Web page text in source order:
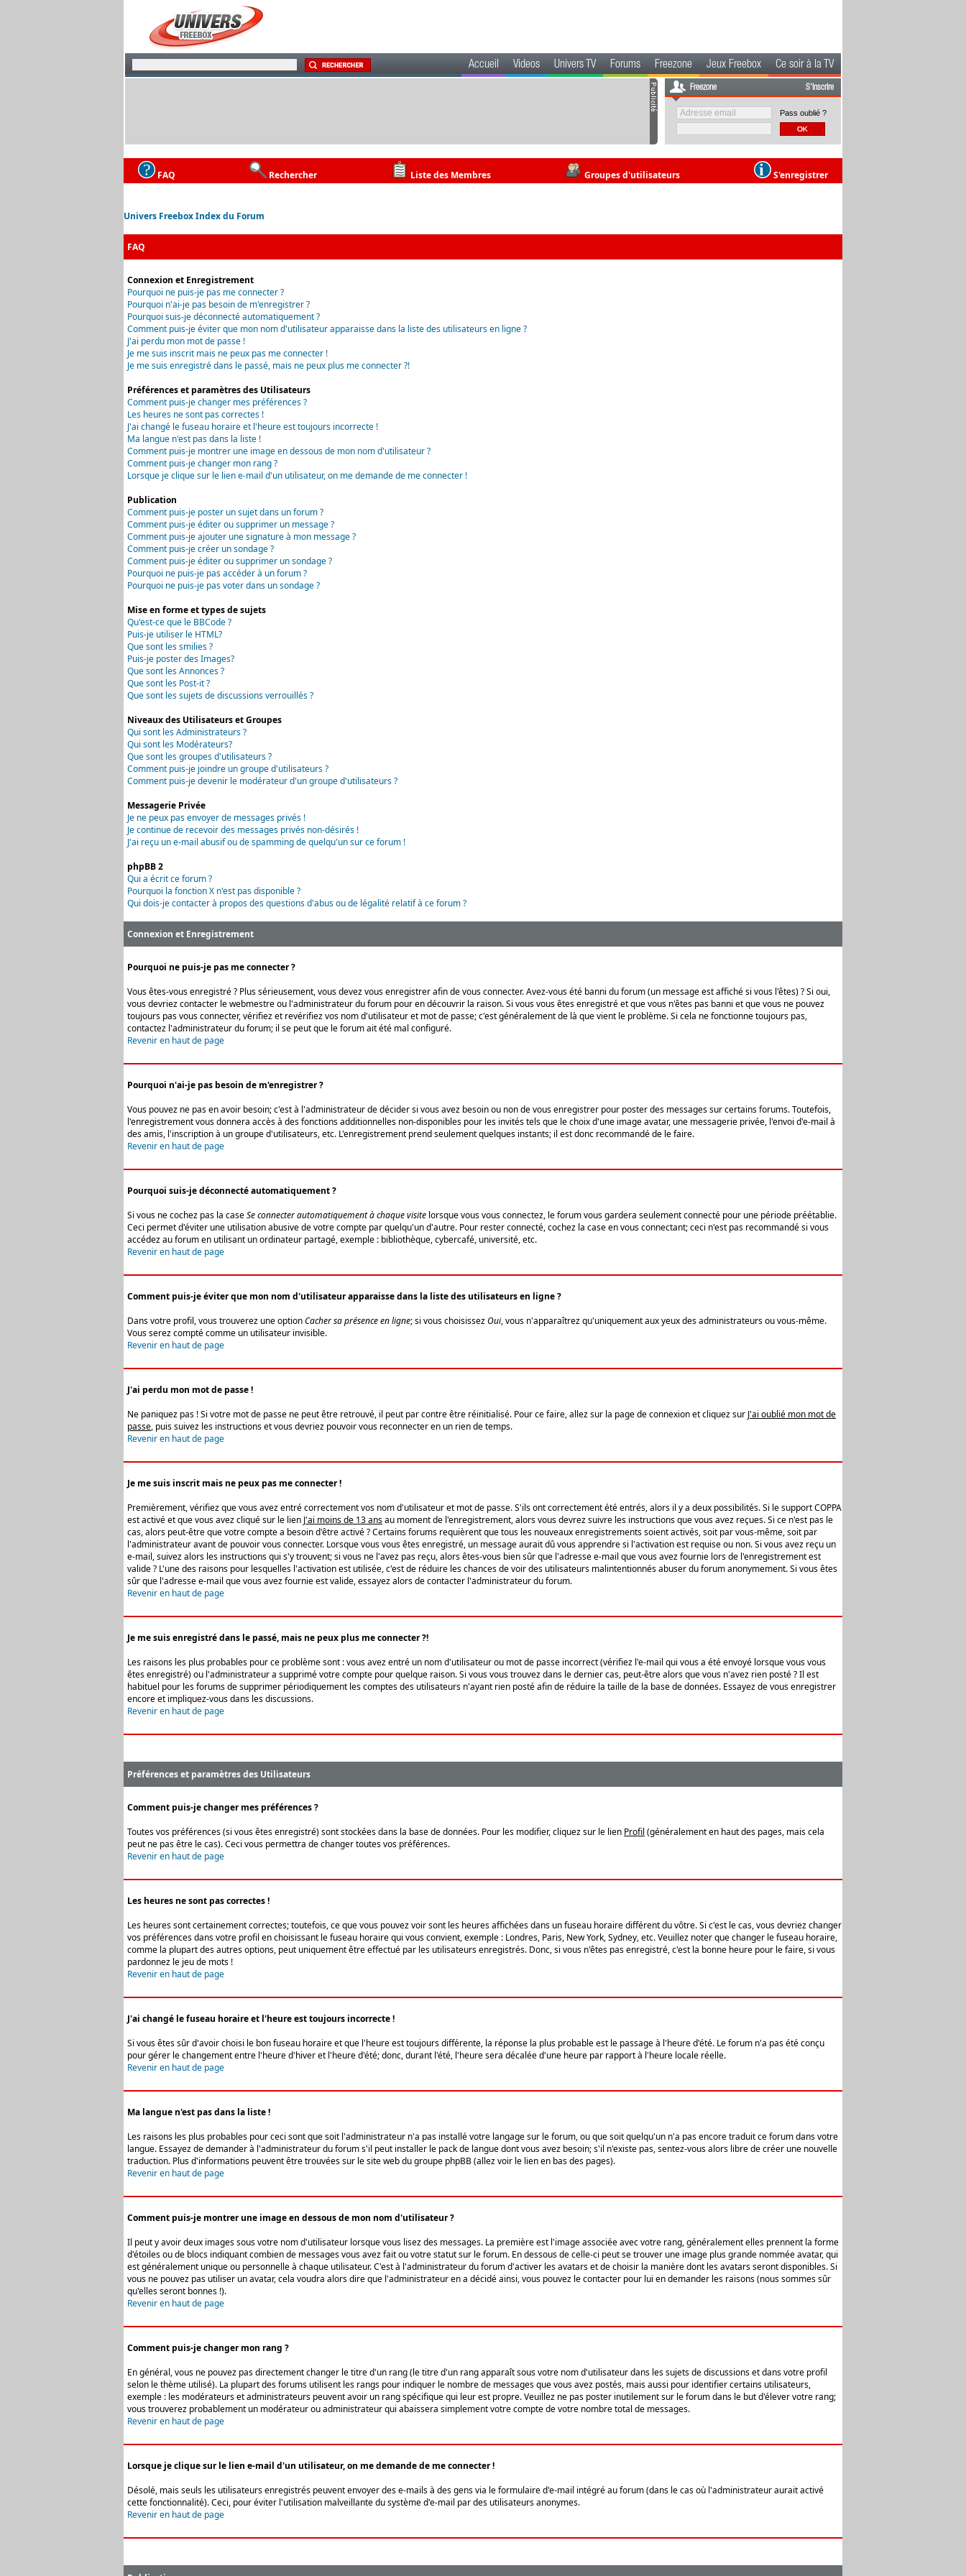
Accueil Videos Univers TV Forums Freezone Jeux Freebox Ce soir à la TV
Freezone S'inscrire
Pass oublié ?
FAQ Rechercher Liste des Membres Groupes d'utilisateurs S'enregistrer
Univers Freebox Index du Forum
FAQ
Connexion et Enregistrement
Pourquoi ne puis-je pas me connecter ?
Pourquoi n'ai-je pas besoin de m'enregistrer ?
Pourquoi suis-je déconnecté automatiquement ?
Comment puis-je éviter que mon nom d'utilisateur apparaisse dans la liste des utilisateurs en ligne ?
J'ai perdu mon mot de passe !
Je me suis inscrit mais ne peux pas me connecter !
Je me suis enregistré dans le passé, mais ne peux plus me connecter ?!
Préférences et paramètres des Utilisateurs
Comment puis-je changer mes préférences ?
Les heures ne sont pas correctes !
J'ai changé le fuseau horaire et l'heure est toujours incorrecte !
Ma langue n'est pas dans la liste !
Comment puis-je montrer une image en dessous de mon nom d'utilisateur ?
Comment puis-je changer mon rang ?
Lorsque je clique sur le lien e-mail d'un utilisateur, on me demande de me connecter !
Publication
Comment puis-je poster un sujet dans un forum ?
Comment puis-je éditer ou supprimer un message ?
Comment puis-je ajouter une signature à mon message ?
Comment puis-je créer un sondage ?
Comment puis-je éditer ou supprimer un sondage ?
Pourquoi ne puis-je pas accéder à un forum ?
Pourquoi ne puis-je pas voter dans un sondage ?
Mise en forme et types de sujets
Qu'est-ce que le BBCode ?
Puis-je utiliser le HTML?
Que sont les smilies ?
Puis-je poster des Images?
Que sont les Annonces ?
Que sont les Post-it ?
Que sont les sujets de discussions verrouillés ?
Niveaux des Utilisateurs et Groupes
Qui sont les Administrateurs ?
Qui sont les Modérateurs?
Que sont les groupes d'utilisateurs ?
Comment puis-je joindre un groupe d'utilisateurs ?
Comment puis-je devenir le modérateur d'un groupe d'utilisateurs ?
Messagerie Privée
Je ne peux pas envoyer de messages privés !
Je continue de recevoir des messages privés non-désirés !
J'ai reçu un e-mail abusif ou de spamming de quelqu'un sur ce forum !
phpBB 2
Qui a écrit ce forum ?
Pourquoi la fonction X n'est pas disponible ?
Qui dois-je contacter à propos des questions d'abus ou de légalité relatif à ce forum ?
Connexion et Enregistrement
Pourquoi ne puis-je pas me connecter ?
Vous êtes-vous enregistré ? Plus sérieusement, vous devez vous enregistrer afin de vous connecter. Avez-vous été banni du forum (un message est affiché si vous l'êtes) ? Si oui,
vous devriez contacter le webmestre ou l'administrateur du forum pour en découvrir la raison. Si vous vous êtes enregistré et que vous n'êtes pas banni et que vous ne pouvez
toujours pas vous connecter, vérifiez et revérifiez vos nom d'utilisateur et mot de passe; c'est généralement de là que vient le problème. Si cela ne fonctionne toujours pas,
contactez l'administrateur du forum; il se peut que le forum ait été mal configuré.
Revenir en haut de page
Pourquoi n'ai-je pas besoin de m'enregistrer ?
Vous pouvez ne pas en avoir besoin; c'est à l'administrateur de décider si vous avez besoin ou non de vous enregistrer pour poster des messages sur certains forums. Toutefois,
l'enregistrement vous donnera accès à des fonctions additionnelles non-disponibles pour les invités tels que le choix d'une image avatar, une messagerie privée, l'envoi d'e-mail à
des amis, l'inscription à un groupe d'utilisateurs, etc. L'enregistrement prend seulement quelques instants; il est donc recommandé de le faire.
Revenir en haut de page
Pourquoi suis-je déconnecté automatiquement ?
Si vous ne cochez pas la caseSe connecter automatiquement à chaque visite lorsque vous vous connectez, le forum vous gardera seulement connecté pour une période préétablie.
Ceci permet d'éviter une utilisation abusive de votre compte par quelqu'un d'autre. Pour rester connecté, cochez la case en vous connectant; ceci n'est pas recommandé si vous
accédez au forum en utilisant un ordinateur partagé, exemple : bibliothèque, cybercafé, université, etc.
Revenir en haut de page
Comment puis-je éviter que mon nom d'utilisateur apparaisse dans la liste des utilisateurs en ligne ?
Dans votre profil, vous trouverez une optionCacher sa présence en ligne; si vous choisissezOui, vous n'apparaîtrez qu'uniquement aux yeux des administrateurs ou vous-même.
Vous serez compté comme un utilisateur invisible.
Revenir en haut de page
J'ai perdu mon mot de passe !
Ne paniquez pas ! Si votre mot de passe ne peut être retrouvé, il peut par contre être réinitialisé. Pour ce faire, allez sur la page de connexion et cliquez sur J'ai oublié mon mot de
passe, puis suivez les instructions et vous devriez pouvoir vous reconnecter en un rien de temps.
Revenir en haut de page
Je me suis inscrit mais ne peux pas me connecter !
Premièrement, vérifiez que vous avez entré correctement vos nom d'utilisateur et mot de passe. S'ils ont correctement été entrés, alors il y a deux possibilités. Si le support COPPA
est activé et que vous avez cliqué sur le lien J'ai moins de 13 ansau moment de l'enregistrement, alors vous devrez suivre les instructions que vous avez reçues. Si ce n'est pas le
cas, alors peut-être que votre compte a besoin d'être activé ? Certains forums requièrent que tous les nouveaux enregistrements soient activés, soit par vous-même, soit par
l'administrateur avant de pouvoir vous connecter. Lorsque vous vous êtes enregistré, un message aurait dû vous apprendre si l'activation est requise ou non. Si vous avez reçu un
e-mail, suivez alors les instructions qui s'y trouvent; si vous ne l'avez pas reçu, alors êtes-vous bien sûr que l'adresse e-mail que vous avez fournie lors de l'enregistrement est
valide ? L'une des raisons pour lesquelles l'activation est utilisée, c'est de réduire les chances de voir des utilisateurs malintentionnés abuser du forum anonymement. Si vous êtes
sûr que l'adresse e-mail que vous avez fournie est valide, essayez alors de contacter l'administrateur du forum.
Revenir en haut de page
Je me suis enregistré dans le passé, mais ne peux plus me connecter ?!
Les raisons les plus probables pour ce problème sont : vous avez entré un nom d'utilisateur ou mot de passe incorrect (vérifiez l'e-mail qui vous a été envoyé lorsque vous vous
êtes enregistré) ou l'administrateur a supprimé votre compte pour quelque raison. Si vous vous trouvez dans le dernier cas, peut-être alors que vous n'avez rien posté ? Il est
habituel pour les forums de supprimer périodiquement les comptes des utilisateurs n'ayant rien posté afin de réduire la taille de la base de données. Essayez de vous enregistrer
encore et impliquez-vous dans les discussions.
Revenir en haut de page
Préférences et paramètres des Utilisateurs
Comment puis-je changer mes préférences ?
Toutes vos préférences (si vous êtes enregistré) sont stockées dans la base de données. Pour les modifier, cliquez sur le lien Profil (généralement en haut des pages, mais cela
peut ne pas être le cas). Ceci vous permettra de changer toutes vos préférences.
Revenir en haut de page
Les heures ne sont pas correctes !
Les heures sont certainement correctes; toutefois, ce que vous pouvez voir sont les heures affichées dans un fuseau horaire différent du vôtre. Si c'est le cas, vous devriez changer
vos préférences dans votre profil en choisissant le fuseau horaire qui vous convient, exemple : Londres, Paris, New York, Sydney, etc. Veuillez noter que changer le fuseau horaire,
comme la plupart des autres options, peut uniquement être effectué par les utilisateurs enregistrés. Donc, si vous n'êtes pas enregistré, c'est la bonne heure pour le faire, si vous
pardonnez le jeu de mots !
Revenir en haut de page
J'ai changé le fuseau horaire et l'heure est toujours incorrecte !
Si vous êtes sûr d'avoir choisi le bon fuseau horaire et que l'heure est toujours différente, la réponse la plus probable est le passage à l'heure d'été. Le forum n'a pas été conçu
pour gérer le changement entre l'heure d'hiver et l'heure d'été; donc, durant l'été, l'heure sera décalée d'une heure par rapport à l'heure locale réelle.
Revenir en haut de page
Ma langue n'est pas dans la liste !
Les raisons les plus probables pour ceci sont que soit l'administrateur n'a pas installé votre langage sur le forum, ou que soit quelqu'un n'a pas encore traduit ce forum dans votre
langue. Essayez de demander à l'administrateur du forum s'il peut installer le pack de langue dont vous avez besoin; s'il n'existe pas, sentez-vous alors libre de créer une nouvelle
traduction. Plus d'informations peuvent être trouvées sur le site web du groupe phpBB (allez voir le lien en bas des pages).
Revenir en haut de page
Comment puis-je montrer une image en dessous de mon nom d'utilisateur ?
Il peut y avoir deux images sous votre nom d'utilisateur lorsque vous lisez des messages. La première est l'image associée avec votre rang, généralement elles prennent la forme
d'étoiles ou de blocs indiquant combien de messages vous avez fait ou votre statut sur le forum. En dessous de celle-ci peut se trouver une image plus grande nommée avatar, qui
est généralement unique ou personnelle à chaque utilisateur. C'est à l'administrateur du forum d'activer les avatars et de choisir la manière dont les avatars seront disponibles. Si
vous ne pouvez pas utiliser un avatar, cela voudra alors dire que l'administrateur en a décidé ainsi, vous pouvez le contacter pour lui en demander les raisons (nous sommes sûr
qu'elles seront bonnes !).
Revenir en haut de page
Comment puis-je changer mon rang ?
En général, vous ne pouvez pas directement changer le titre d'un rang (le titre d'un rang apparaît sous votre nom d'utilisateur dans les sujets de discussions et dans votre profil
selon le thème utilisé). La plupart des forums utilisent les rangs pour indiquer le nombre de messages que vous avez postés, mais aussi pour identifier certains utilisateurs,
exemple : les modérateurs et administrateurs peuvent avoir un rang spécifique qui leur est propre. Veuillez ne pas poster inutilement sur le forum dans le but d'élever votre rang;
vous trouverez probablement un modérateur ou administrateur qui abaissera simplement votre compte de votre nombre total de messages.
Revenir en haut de page
Lorsque je clique sur le lien e-mail d'un utilisateur, on me demande de me connecter !
Désolé, mais seuls les utilisateurs enregistrés peuvent envoyer des e-mails à des gens via le formulaire d'e-mail intégré au forum (dans le cas où l'administrateur aurait activé
cette fonctionnalité). Ceci, pour éviter l'utilisation malveillante du système d'e-mail par des utilisateurs anonymes.
Revenir en haut de page